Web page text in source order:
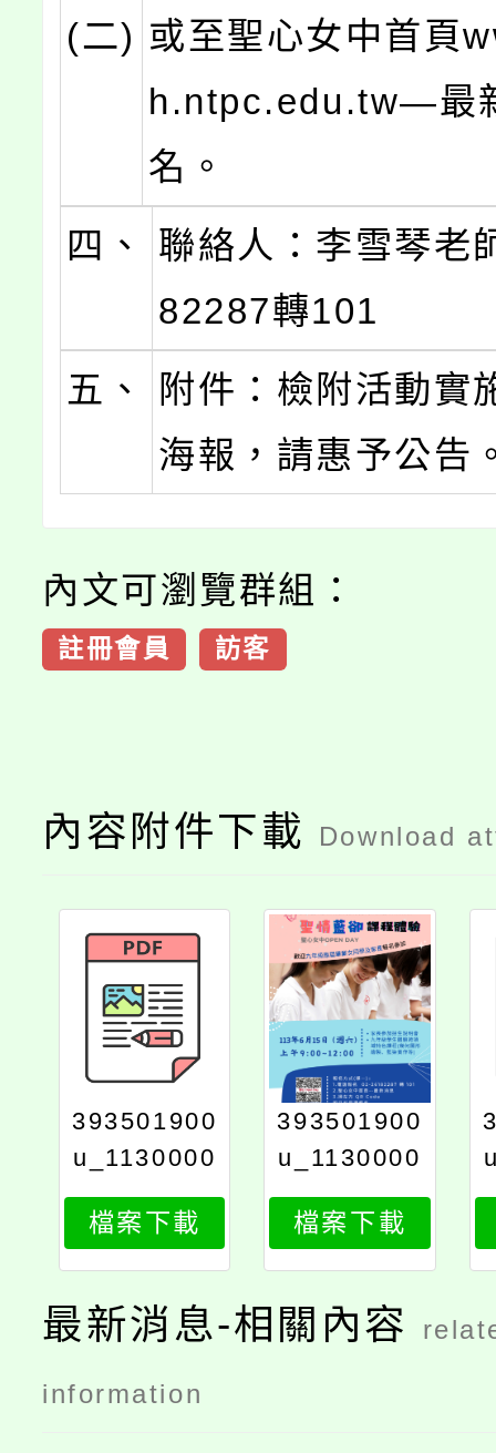
(二) 或至聖心女中首頁
h.ntpc.edu.tw—最
名。
四、
聯絡人：李雪琴老
82287轉101
五、
附件：檢附活動實
海報，請惠予公告
內文可瀏覽群組：
註冊會員 訪客
內容附件下載 Download
393501900
u_1130000
0242_311_
print
檔案下載
393501900
u_1130000
0242_3111
檔案下載
最新消息-相關內容
information